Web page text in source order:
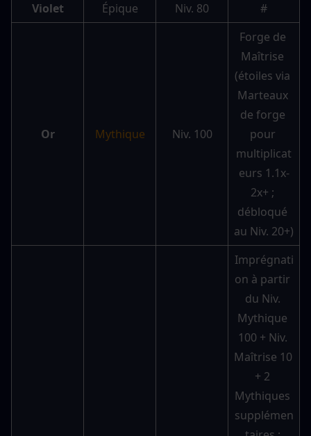
Violet
Épique Niv. 80 #
Or Mythique Niv. 100
Forge de
Maîtrise
(étoiles via
Marteaux
de forge
pour
multiplicat
eurs 1.1x-
2x+ ;
débloqué
au Niv. 20+)
Imprégnati
on à partir
du Niv.
Mythique
100 + Niv.
Maîtrise 10
+ 2
Mythiques
supplémen